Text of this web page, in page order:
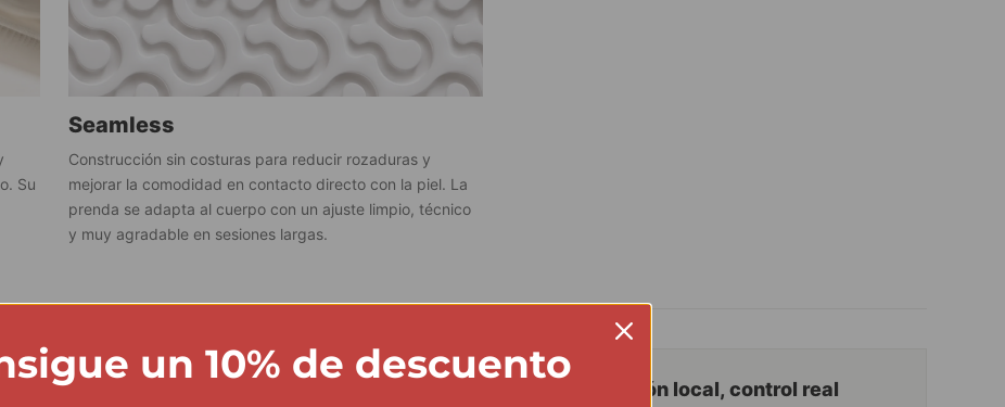
Su
Seamless
Construcción sin costuras para reducir rozaduras y
mejorar la comodidad en contacto directo con la piel. La
prenda se adapta al cuerpo con un ajuste limpio, técnico
y muy agradable en sesiones largas.
Producción local, control real
un 10% de descuento